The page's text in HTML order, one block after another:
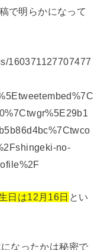
で明らかになって
160371127707477
no-
日は12月16日 とい
なったかは秘密で